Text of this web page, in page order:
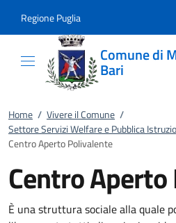
Regione Puglia
Comune di
Bari
Home / Vivere il Comune /
Settore Servizi Welfare e Pubblica
Centro Aperto Polivalente
Centro
È una struttura sociale alla quale